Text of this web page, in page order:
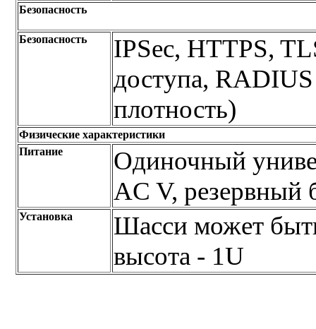
Безопасность
Безопасность
IPSec, HTTPS,
доступа,
плотность)
Физические характеристики
Питание
Одиночный
AC V, резервный
Установка
Шасси может
высота - 1U